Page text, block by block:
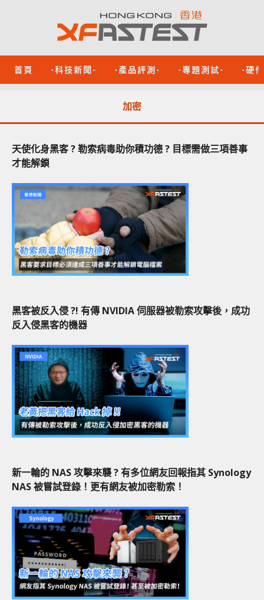
首頁 -科技新聞- -產品評測- -專題測試- -硬
加密
天使化身黑客 ? 勒索病毒助你積功德 ? 目標需做三項善事
才能解鎖
黑客被反入侵 ?! 有傳 NVIDIA 伺服器被勒索攻擊後，成功
反入侵黑客的機器
新一輪的 NAS 攻擊來襲 ? 有多位網友回報指其 Synology
NAS 被嘗試登錄！更有網友被加密勒索！